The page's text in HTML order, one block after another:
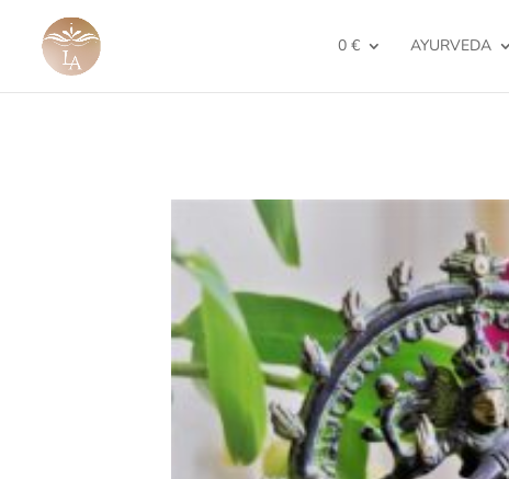
0 € AYURVEDA